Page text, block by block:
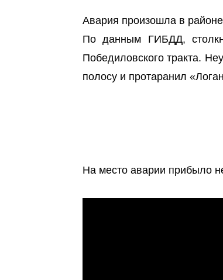
Авария произошла в
По данным ГИБДД,
Победиловского тракта.
полосу и протаранил
На место аварии прибыло